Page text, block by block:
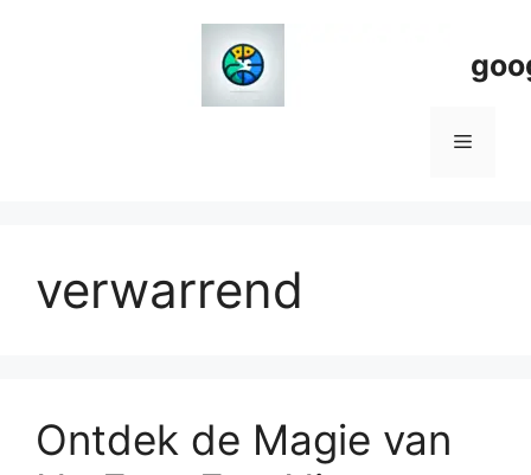
Menu
verwarrend
Ontdek de Magie van